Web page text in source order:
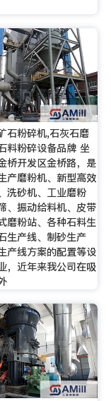
石粉碎机,石灰石磨
料粉碎设备品牌 坐
桥开发区金桥路，是
产磨粉机、新型高效
洗砂机、工业磨粉
、振动给料机、皮带
磨粉站、各种石料生
生产线、制砂生产
产线方案的配置等设
，近年来我公司在吸